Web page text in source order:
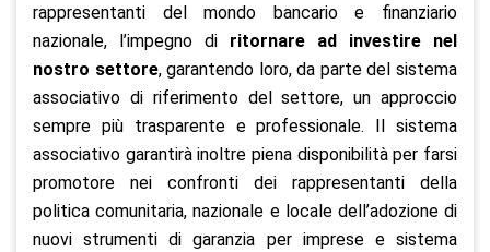
rappresentanti del mondo bancario e finanziario
nazionale, l’impegno di ritornare ad investire nel
nostro settore, garantendo loro, da parte del sistema
associativo di riferimento del settore, un approccio
sempre più trasparente e professionale. Il sistema
associativo garantirà inoltre piena disponibilità per farsi
promotore nei confronti dei rappresentanti della
politica comunitaria, nazionale e locale dell’adozione di
nuovi strumenti di garanzia per imprese e sistema